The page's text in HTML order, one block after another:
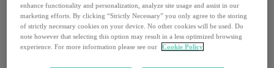
anni impegnato in attività di sensibilizzazione alla
DE&I e, nel 2019, ha fondato la propria
associazione, “
Bionic People
”, con l’obiettivo di
modificare l’immaginario comune sulla disabilità
enhance functionality and personalization, analyze site usage and assist in our
marketing efforts. By clicking “Strictly Necessary” you only agree to the storing
of strictly necessary cookies on your device. No other cookies will be used. Do
note however that selecting this option may result in a less optimized browsing
experience. For more information please see our
Cookie Policy